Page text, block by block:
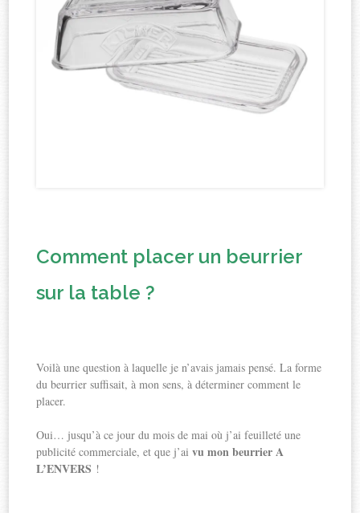
Comment placer un beurrier
sur la table ?
Voilà une question à laquelle je n’avais jamais pensé. La forme
du beurrier suffisait, à mon sens, à déterminer comment le
placer.
Oui… jusqu’à ce jour du mois de mai où j’ai feuilleté une
publicité commerciale, et que j’aivu mon beurrier A
L’ENVERS !